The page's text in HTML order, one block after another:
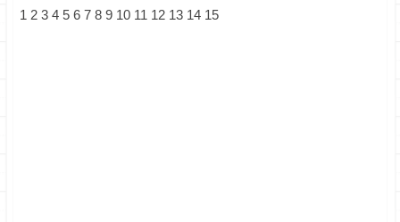
1 2 3 4 5 6 7 8 9 10 11 12 13 14 15